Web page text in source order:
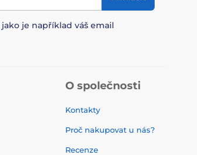
jako je například váš email
O společnosti
Kontakty
Proč nakupovat u nás?
Recenze